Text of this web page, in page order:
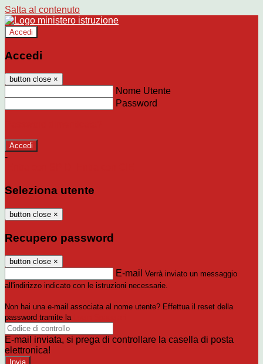
Salta al contenuto
Accedi
Accedi
button close ×
Nome Utente
Password
-
Seleziona utente
button close ×
Recupero password
button close ×
E-mail Verrà inviato un messaggio
all'indirizzo indicato con le istruzioni necessarie.
Non hai una e-mail associata al nome utente? Effettua il reset della
password tramite la
E-mail inviata, si prega di controllare la casella di posta
elettronica!